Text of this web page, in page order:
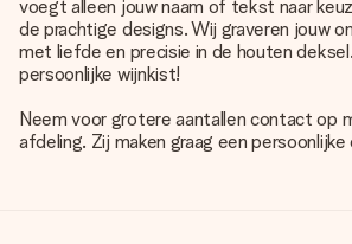
voegt alleen jouw naam of tekst naar
de prachtige designs. Wij graveren jouw
met liefde en precisie in de houten
persoonlijke wijnkist!
Neem voor grotere aantallen contact op
afdeling. Zij maken graag een